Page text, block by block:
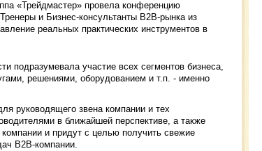
«Трейдмастер» провела конференцию
и Бизнес-консультанты В2В-рынка из
реальных практических инструментов в
подразумевала участие всех сегментов бизнеса,
решениями, оборудованием и т.п. - именно
руководящего звена компании и тех
в ближайшей перспективе, а также
и придут с целью получить свежие
В2В-компании.